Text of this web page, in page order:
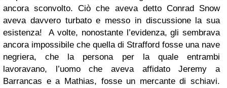
ancora sconvolto. Ciò che aveva detto Conrad Snow
aveva davvero turbato e messo in discussione la sua
esistenza! A volte, nonostante l’evidenza, gli sembrava
ancora impossibile che quella di Strafford fosse una nave
negriera, che la persona per la quale entrambi
lavoravano, l’uomo che aveva affidato Jeremy a
Barrancas e a Mathias, fosse un mercante di schiavi.